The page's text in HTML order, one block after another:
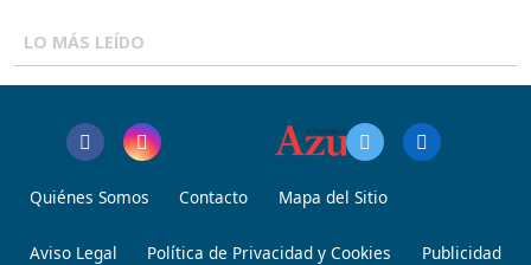
LO MÁS LEÍDO
Quiénes Somos Contacto Mapa del Sitio
Aviso Legal Política de Privacidad y Cookies Publicidad